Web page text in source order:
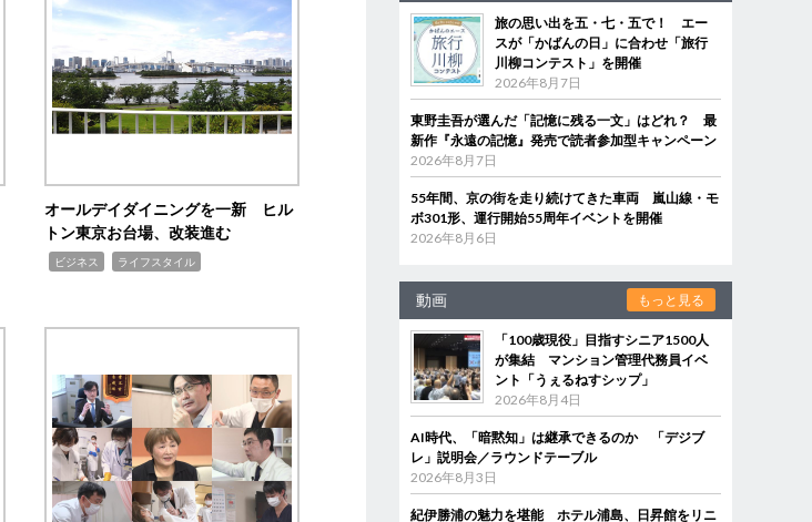
オールデイダイニングを一新 ヒル
トン東京お台場、改装進む
ビジネス ライフスタイル
旅の思い出を五・七・五で！ エー
スが「かばんの日」に合わせ「旅行
川柳コンテスト」を開催
2026年8月7日
東野圭吾が選んだ「記憶に残る一文」はどれ？ 最
新作『永遠の記憶』発売で読者参加型キャンペーン
2026年8月7日
55年間、京の街を走り続けてきた車両 嵐山線・モ
ボ301形、運行開始55周年イベントを開催
2026年8月6日
動画 もっと見る
「100歳現役」目指すシニア1500人
が集結 マンション管理代務員イベ
ント「うぇるねすシップ」
2026年8月4日
AI時代、「暗黙知」は継承できるのか 「デジブ
レ」説明会／ラウンドテーブル
2026年8月3日
紀伊勝浦の魅力を堪能 ホテル浦島、日昇館をリニ